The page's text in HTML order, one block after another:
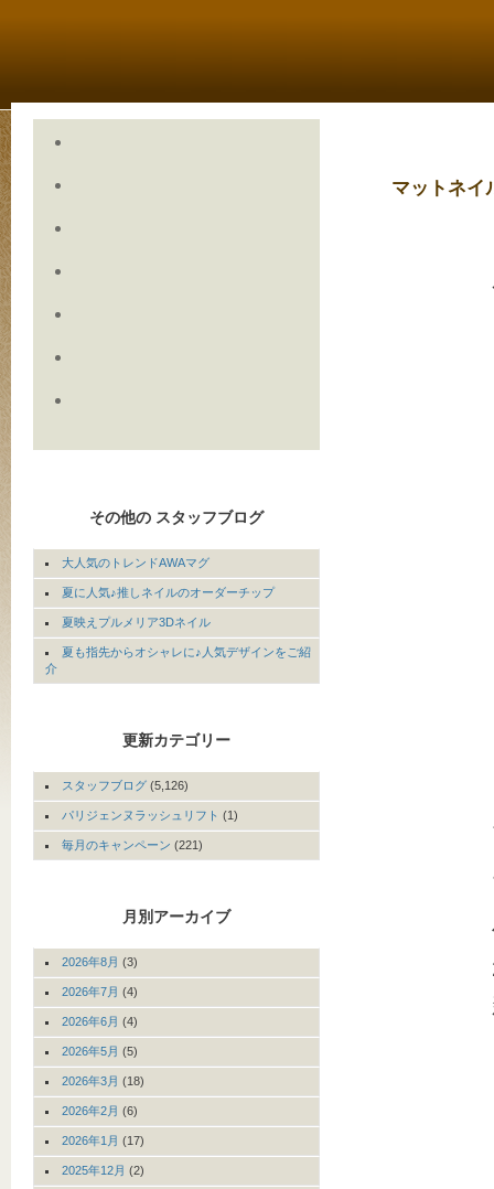
マットネ
その他の スタッフブログ
大人気のトレンドAWAマグ
夏に人気♪推しネイルのオーダーチップ
夏映えプルメリア3Dネイル
夏も指先からオシャレに♪人気デザインをご紹
介
更新カテゴリー
スタッフブログ (5,126)
パリジェンヌラッシュリフト (1)
毎月のキャンペーン (221)
月別アーカイブ
2026年8月 (3)
2026年7月 (4)
2026年6月 (4)
2026年5月 (5)
2026年3月 (18)
2026年2月 (6)
2026年1月 (17)
2025年12月 (2)